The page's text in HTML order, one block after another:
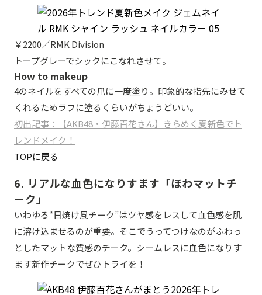
￥2200／RMK Division
トープグレーでシックにこなれさせて。
How to makeup
4のネイルをすべての爪に一度塗り。印象的な指先にみせて
くれるためラフに塗るくらいがちょうどいい。
初出記事：【AKB48・伊藤百花さん】きらめく夏新色でト
レンドメイク！
TOPに戻る
6. リアルな血色になりすます「ほわマットチ
ーク」
いわゆる“日焼け風チーク”はツヤ感をレスして血色感を肌
に溶け込ませるのが重要。そこでうってつけなのがふわっ
としたマットな質感のチーク。シームレスに血色になりす
ます新作チークでぜひトライを！